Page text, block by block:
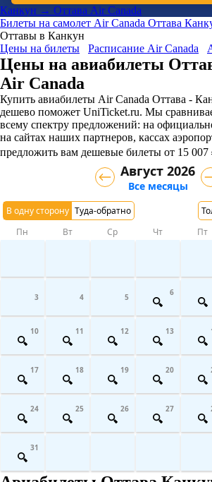
Канкун → Оттава Air Canada
Билеты на самолет Air Canada Оттава
Оттавы в Канкун
Цены на билеты
Расписание Air Canada
Цены на авиабилеты
Air Canada
Купить авиабилеты Air Canada Оттава -
дешево поможет UniTicket.ru. Мы
всему спектру предложений: на
на сайтах наших партнеров, кассах
предложить вам дешевые билеты от 15 007
В одну сторону Туда-обратно
Август 2026
Все месяцы
Пн Вт Ср Чт Пт
3 4 5 6
10 11 12 13
17 18 19 20
24 25 26 27
31